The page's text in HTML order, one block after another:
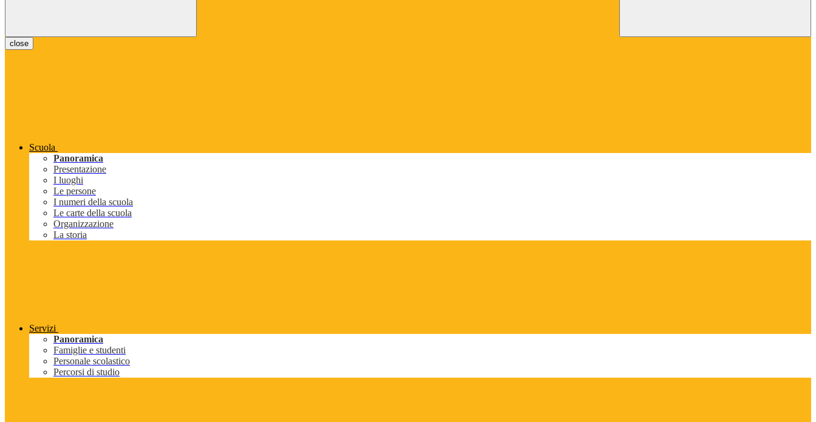
close
Scuola
Panoramica
Presentazione
I luoghi
Le persone
I numeri della scuola
Le carte della scuola
Organizzazione
La storia
Servizi
Panoramica
Famiglie e studenti
Personale scolastico
Percorsi di studio